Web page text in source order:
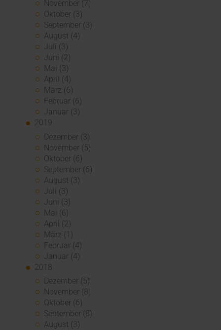
November (7)
Oktober (3)
September (3)
August (4)
Juli (3)
Juni (2)
Mai (3)
April (4)
März (6)
Februar (6)
Januar (3)
2019
Dezember (3)
November (5)
Oktober (6)
September (6)
August (3)
Juli (3)
Juni (3)
Mai (6)
April (2)
März (1)
Februar (4)
Januar (4)
2018
Dezember (5)
November (8)
Oktober (6)
September (8)
August (3)